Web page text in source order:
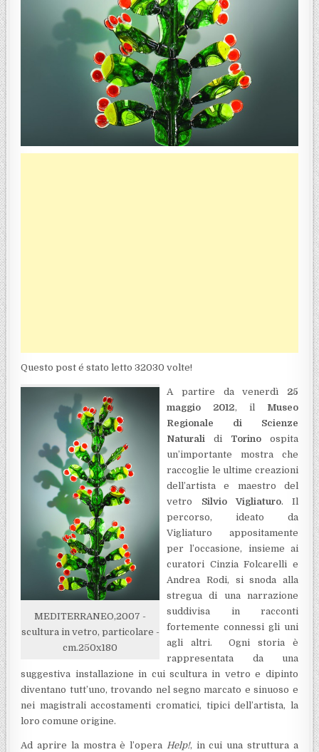
Questo post é stato letto 32030 volte!
MEDITERRANEO,2007 -
scultura in vetro, particolare -
cm.250x180
A partire da venerdì 25
maggio 2012, il Museo
Regionale di Scienze
Naturali di Torinoospita
un’importante mostra che
raccoglie le ultime creazioni
dell’artista e maestro del
vetro Silvio Vigliaturo. Il
percorso, ideato da
Vigliaturo appositamente
per l’occasione, insieme ai
curatori Cinzia Folcarelli e
Andrea Rodi, si snoda alla
stregua di una narrazione
suddivisa in racconti
fortemente connessi gli uni
agli altri. Ogni storia è
rappresentata da una
suggestiva installazione in cui scultura in vetro e dipinto
diventano tutt’uno, trovando nel segno marcato e sinuoso e
nei magistrali accostamenti cromatici, tipici dell’artista, la
loro comune origine.
Ad aprire la mostra è l’opera Help!, in cui una struttura a